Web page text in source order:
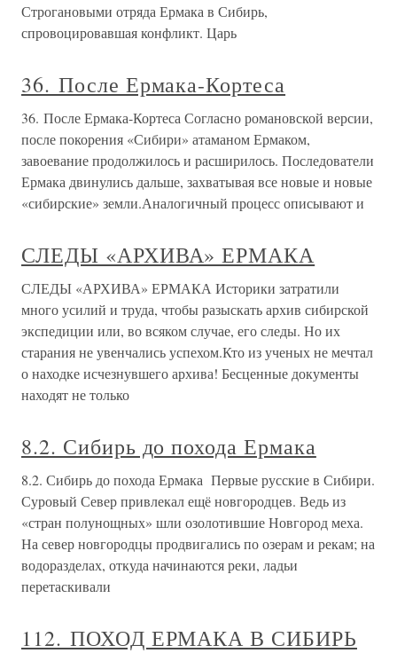
Строгановыми отряда Ермака в Сибирь,
спровоцировавшая конфликт. Царь
36. После Ермака-Кортеса
36. После Ермака-Кортеса Согласно романовской версии,
после покорения «Сибири» атаманом Ермаком,
завоевание продолжилось и расширилось. Последователи
Ермака двинулись дальше, захватывая все новые и новые
«сибирские» земли.Аналогичный процесс описывают и
СЛЕДЫ «АРХИВА» ЕРМАКА
СЛЕДЫ «АРХИВА» ЕРМАКА Историки затратили
много усилий и труда, чтобы разыскать архив сибирской
экспедиции или, во всяком случае, его следы. Но их
старания не увенчались успехом.Кто из ученых не мечтал
о находке исчезнувшего архива! Бесценные документы
находят не только
8.2. Сибирь до похода Ермака
8.2. Сибирь до похода Ермака Первые русские в Сибири.
Суровый Север привлекал ещё новгородцев. Ведь из
«стран полунощных» шли озолотившие Новгород меха.
На север новгородцы продвигались по озерам и рекам; на
водоразделах, откуда начинаются реки, ладьи
перетаскивали
112. ПОХОД ЕРМАКА В СИБИРЬ